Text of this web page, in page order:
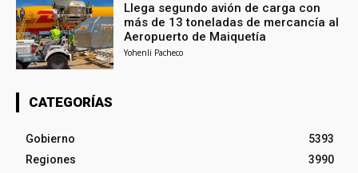
Llega segundo avión de carga con
más de 13 toneladas de mercancía al
Aeropuerto de Maiquetía
Yohenli Pacheco
CATEGORÍAS
Gobierno
5393
Regiones
3990